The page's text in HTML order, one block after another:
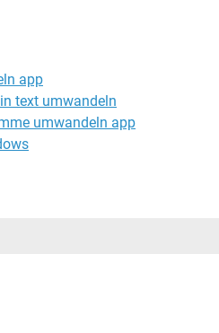
app
text umwandeln
umwandeln app